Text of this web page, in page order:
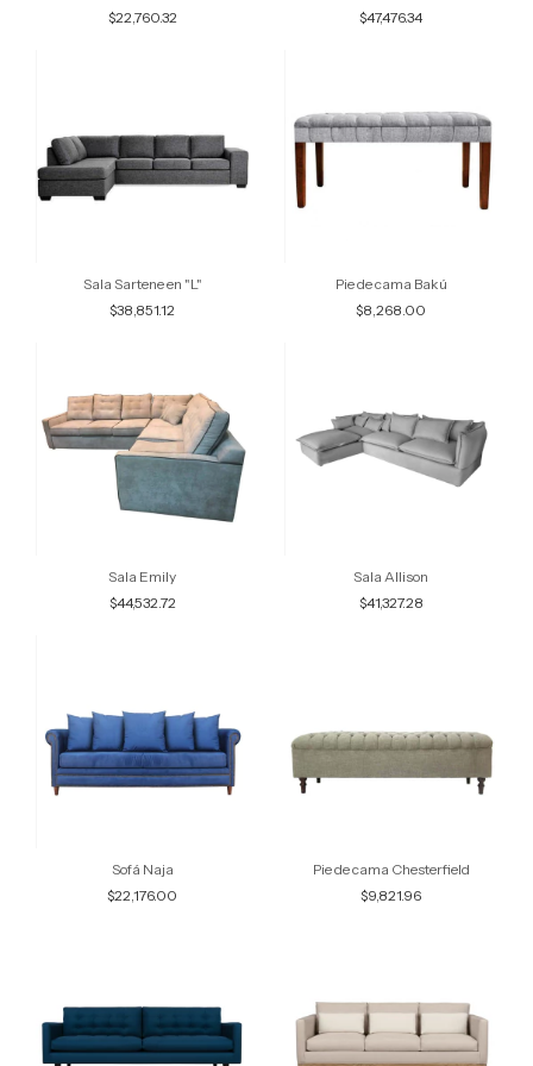
$22,760.32 $47,476.34
Sala Sartene en "L"
$38,851.12
Pie de cama Bakú
$8,268.00
Sala Emily
$44,532.72
Sala Allison
$41,327.28
Sofá Naja
$22,176.00
Pie de cama Chesterfield
$9,821.96